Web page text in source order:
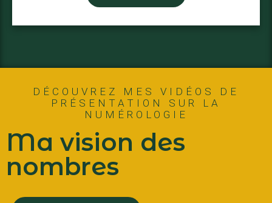
DÉCOUVREZ MES VIDÉOS DE
PRÉSENTATION SUR LA
NUMÉROLOGIE
Ma vision des
nombres